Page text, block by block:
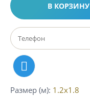
В КОРЗИНУ
Размер (м) 1.2x1.8